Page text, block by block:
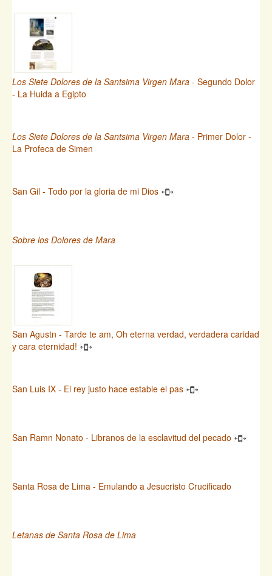
Los Siete Dolores de la Santsima Virgen Mara - Segundo Dolor
- La Huida a Egipto
Los Siete Dolores de la Santsima Virgen Mara - Primer Dolor -
La Profeca de Simen
San Gil - Todo por la gloria de mi Dios
Sobre los Dolores de Mara
San Agustn - Tarde te am, Oh eterna verdad, verdadera caridad
y cara eternidad!
San Luis IX - El rey justo hace estable el pas
San Ramn Nonato - Libranos de la esclavitud del pecado
Santa Rosa de Lima - Emulando a Jesucristo Crucificado
Letanas de Santa Rosa de Lima